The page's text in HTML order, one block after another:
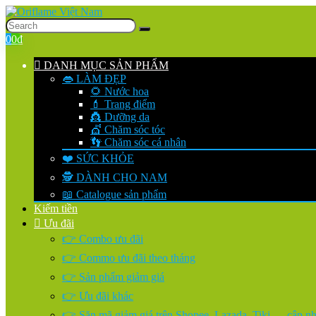
00₫
DANH MỤC SẢN PHẨM
👄 LÀM ĐẸP
🌻 Nước hoa
💄 Trang điểm
👸 Dưỡng da
💇 Chăm sóc tóc
👣 Chăm sóc cá nhân
❤️ SỨC KHỎE
🕵️ DÀNH CHO NAM
📖 Catalogue sản phẩm
Kiếm tiền
Ưu đãi
👉 Combo ưu đãi
👉 Commo ưu đãi theo tháng
👉 Sản phẩm giảm giá
👉 Ưu đãi khác